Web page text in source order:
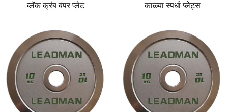
ब्लॅक क्रंब बंपर प्लेट काळ्या स्पर्धा प्लेट्स